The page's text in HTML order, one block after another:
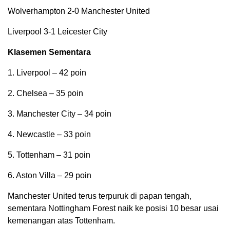
Wolverhampton 2-0 Manchester United
Liverpool 3-1 Leicester City
Klasemen Sementara
1. Liverpool – 42 poin
2. Chelsea – 35 poin
3. Manchester City – 34 poin
4. Newcastle – 33 poin
5. Tottenham – 31 poin
6. Aston Villa – 29 poin
Manchester United terus terpuruk di papan tengah,
sementara Nottingham Forest naik ke posisi 10 besar usai
kemenangan atas Tottenham.